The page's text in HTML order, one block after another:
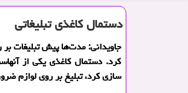
دستمال كاغذی تبلیغاتی
جاویدانی: مدت‌ها پیش تبلیغات
كرد. دستمال كاغذی یكی از
سازی كرد، تبلیغ بر روی لوازم